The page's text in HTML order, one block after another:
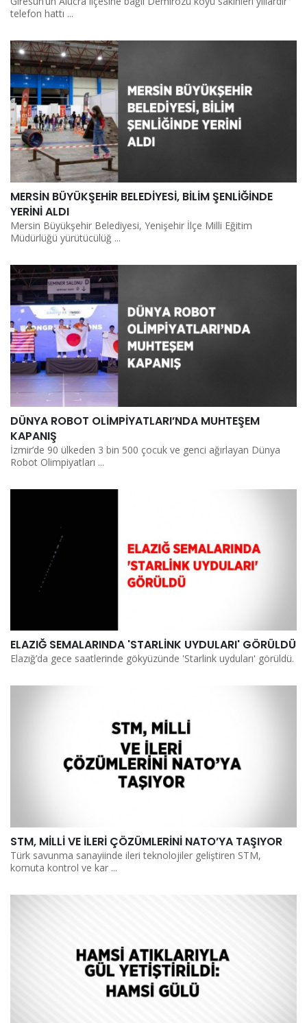
telefon hattı ...
MERSİN BÜYÜKŞEHİR BELEDİYESİ, BİLİM ŞENLİĞİNDE
YERİNİ ALDI
Mersin Büyükşehir Belediyesi, Yenişehir İlçe Milli Eğitim
Müdürlüğü yürütücülüğ ...
DÜNYA ROBOT OLİMPİYATLARI’NDA MUHTEŞEM
KAPANIŞ
İzmir’de 90 ülkeden 3 bin 500 çocuk ve genci ağırlayan Dünya
Robot Olimpiyatları ...
ELAZIĞ SEMALARINDA 'STARLİNK UYDULARI' GÖRÜLDÜ
Elazığ’da gece saatlerinde gökyüzünde 'Starlink uyduları' görüldü.
STM, MİLLİ VE İLERİ ÇÖZÜMLERİNİ NATO’YA TAŞIYOR
Türk savunma sanayiinde ileri teknolojiler geliştiren STM,
komuta kontrol ve kar ...